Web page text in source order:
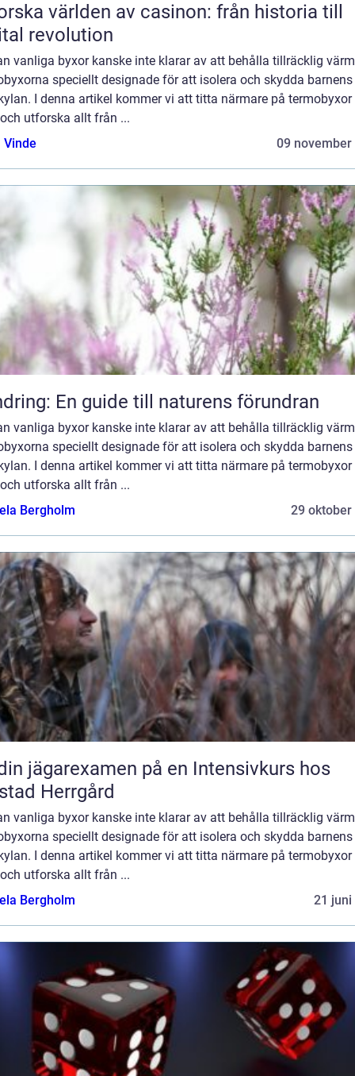
världen av casinon: från historia till
revolution
vanliga byxor kanske inte klarar av att behålla tillräcklig
speciellt designade för att isolera och skydda barnens
I denna artikel kommer vi att titta närmare på
utforska allt från ...
Vinde
09 november
En guide till naturens förundran
vanliga byxor kanske inte klarar av att behålla tillräcklig
speciellt designade för att isolera och skydda barnens
I denna artikel kommer vi att titta närmare på
utforska allt från ...
Bergholm
29 oktober
jägarexamen på en Intensivkurs hos
Herrgård
vanliga byxor kanske inte klarar av att behålla tillräcklig
speciellt designade för att isolera och skydda barnens
I denna artikel kommer vi att titta närmare på
utforska allt från ...
Bergholm
21 juni